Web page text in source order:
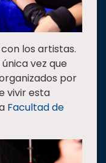
los artistas.
única vez que
por
vivir esta
Facultad de